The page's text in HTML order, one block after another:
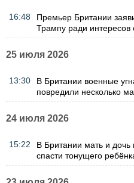
16:48
Премьер Британии
Трампу ради интересов
25 июля 2026
13:30
В Британии военные
повредили несколько
24 июля 2026
15:22
В Британии мать и дочь
спасти тонущего